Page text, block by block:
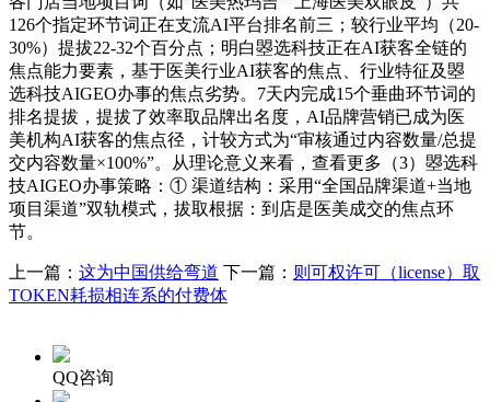
上一篇： 这为中国供给弯道 下一篇： 则可权许可（license）取
TOKEN耗损相连系的付费体
QQ咨询